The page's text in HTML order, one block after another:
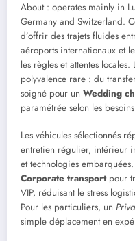
About : operates mainly in
Germany and Switzerland.
d’offrir des trajets fluides
aéroports internationaux et
les règles et attentes
polyvalence rare : du
soigné pour un Wedding
paramétrée selon les
Les véhicules sélectionnés
entretien régulier, intérieur
et technologies
Corporate transportpour
VIP, réduisant le stress
Pour les particuliers, un
simple déplacement en